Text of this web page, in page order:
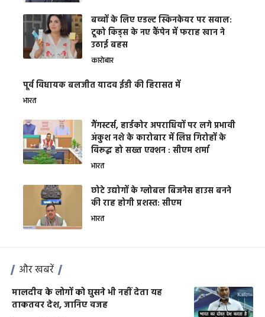
बच्चों के लिए एडल्ट स्किनकेयर पर सवाल:
टूको किड्स के नए कैंपेन में फराह खान ने
उठाई बहस
कारोबार
पूर्व विधायक बलजीत यादव ईडी की हिरासत में
भारत
गैंगस्टर्स, हार्डकोर अपराधियों पर लगे प्रभावी
अंकुश नशे के कारोबार में लिप्त गिरोहों के
विरूद्ध हो सख्त एक्शन : सीएम शर्मा
भारत
छोटे उद्योगों के ग्लोबल बिजनेस हाउस बनने
की राह होगी प्रशस्त: सीएम
भारत
और खबरें
मालदीव के लोगों को घुसने भी नहीं देता यह
ताकतवर देश, जानिए वजह